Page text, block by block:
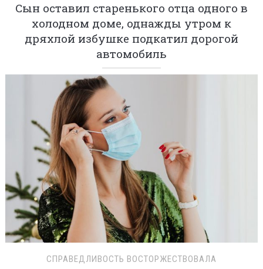
Сын оставил старенького отца одного в
холодном доме, однажды утром к
дряхлой избушке подкатил дорогой
автомобиль
СПРАВЕДЛИВОСТЬ ВОСТОРЖЕСТВОВАЛА